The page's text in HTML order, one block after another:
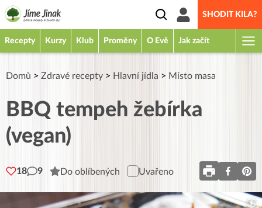
SHODIT KILA?
Recepty Kurzy Klub Proměny O Evě Jak začít
Domů > Zdravé recepty > Hlavní jídla > Místo masa
BBQ tempeh žebírka
(vegan)
18 9 Do oblíbených Uvařeno